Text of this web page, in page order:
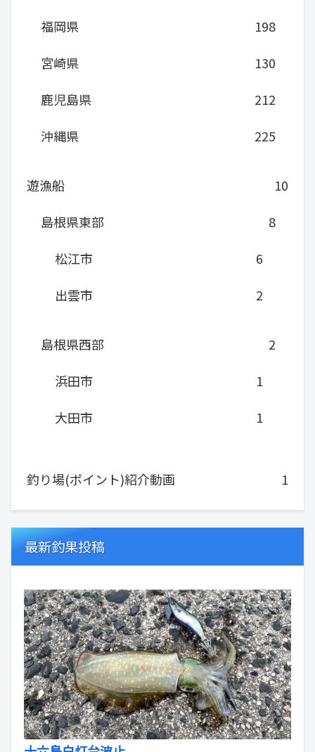
福岡県
198
宮崎県
130
鹿児島県
212
沖縄県
225
遊漁船
10
島根県東部
8
松江市
6
出雲市
2
島根県西部
2
浜田市
1
大田市
1
釣り場(ポイント)紹介動画 1
最新釣果投稿